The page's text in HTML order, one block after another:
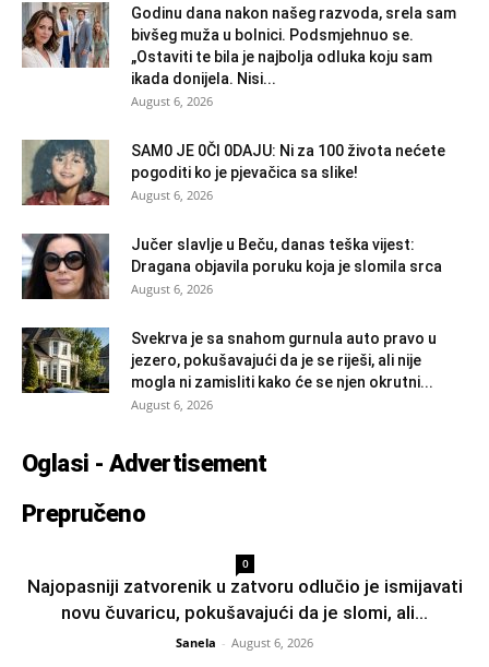
Godinu dana nakon našeg razvoda, srela sam
bivšeg muža u bolnici. Podsmjehnuo se.
„Ostaviti te bila je najbolja odluka koju sam
ikada donijela. Nisi...
August 6, 2026
SAM0 JE 0Čl 0DAJU: Ni za 100 života nećete
pogoditi ko je pjevačica sa slike!
August 6, 2026
Jučer slavlje u Beču, danas teška vijest:
Dragana objavila poruku koja je slomila srca
August 6, 2026
Svekrva je sa snahom gurnula auto pravo u
jezero, pokušavajući da je se riješi, ali nije
mogla ni zamisliti kako će se njen okrutni...
August 6, 2026
Oglasi - Advertisement
Prepručeno
0
Najopasniji zatvorenik u zatvoru odlučio je ismijavati
novu čuvaricu, pokušavajući da je slomi, ali...
Sanela - August 6, 2026